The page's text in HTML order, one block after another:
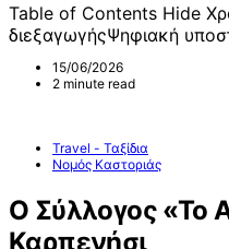
Table of Contents Hide
διεξαγωγήςΨηφιακή
15/06/2026
2 minute read
Travel - Ταξίδια
Νομός Καστοριάς
Ο Σύλλογος «Το
Καρπενήσι